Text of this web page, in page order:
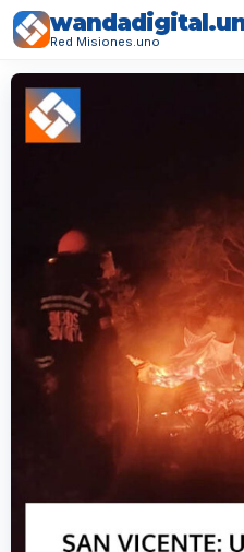
Red Misiones.uno